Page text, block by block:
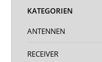
KATEGORIEN
ANTENNEN
RECEIVER